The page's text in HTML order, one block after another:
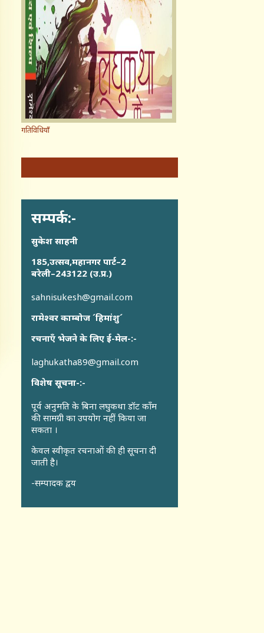
गतिविधियाँ
सम्पर्क:-
सुकेश साहनी
185,उत्सव,महानगर पार्ट–2
बरेली–243122 (उ.प्र.)
sahnisukesh@gmail.com
रामेश्वर काम्बोज ´हिमांशु´
रचनाएँ भेजने के लिए ई-मेल-:-
laghukatha89@gmail.com
विशेष सूचना-:-
पूर्व अनुमति के बिना लघुकथा डॉट कॉंम
की सामग्री का उपयोग नहीं किया जा
सकता ।
केवल स्वीकृत रचनाओं की ही सूचना दी
जाती है।
-सम्पादक द्वय